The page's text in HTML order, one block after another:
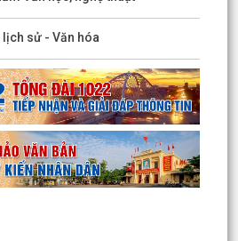
lịch sử - Văn hóa
huấn công tác Đoàn và phong trào
20/CV-TYT của Trạm y tế phường
số điện thoại đường dây nóng tiếp
kiến thức An ninh phi truyền
trị an ninh phi truyền thống năm